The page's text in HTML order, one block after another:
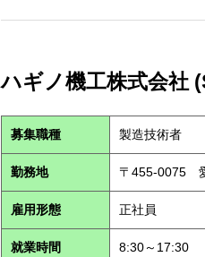
ハギノ機工株式会社
募集職種 製造技術者
勤務地 〒455-0075
雇用形態 正社員
就業時間 8:30～17:30